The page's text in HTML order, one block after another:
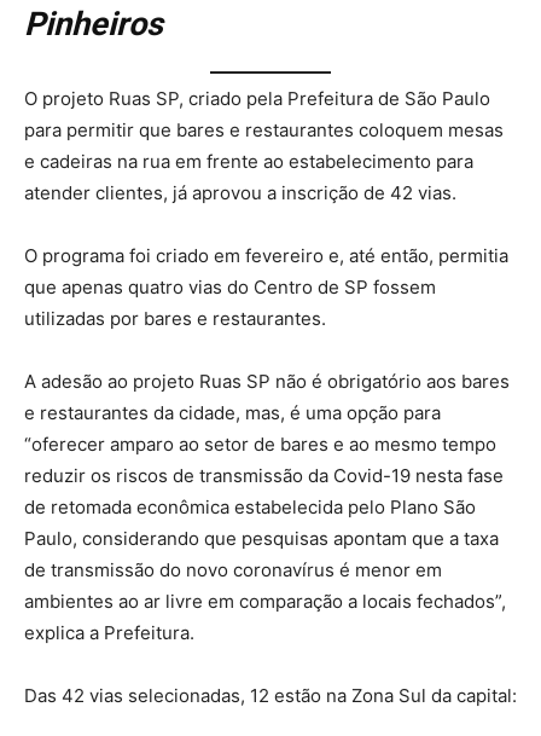
Pinheiros
O projeto Ruas SP, criado pela Prefeitura de São Paulo
para permitir que bares e restaurantes coloquem mesas
e cadeiras na rua em frente ao estabelecimento para
atender clientes, já aprovou a inscrição de 42 vias.
O programa foi criado em fevereiro e, até então, permitia
que apenas quatro vias do Centro de SP fossem
utilizadas por bares e restaurantes.
A adesão ao projeto Ruas SP não é obrigatório aos bares
e restaurantes da cidade, mas, é uma opção para
“oferecer amparo ao setor de bares e ao mesmo tempo
reduzir os riscos de transmissão da Covid-19 nesta fase
de retomada econômica estabelecida pelo Plano São
Paulo, considerando que pesquisas apontam que a taxa
de transmissão do novo coronavírus é menor em
ambientes ao ar livre em comparação a locais fechados”,
explica a Prefeitura.
Das 42 vias selecionadas, 12 estão na Zona Sul da capital: